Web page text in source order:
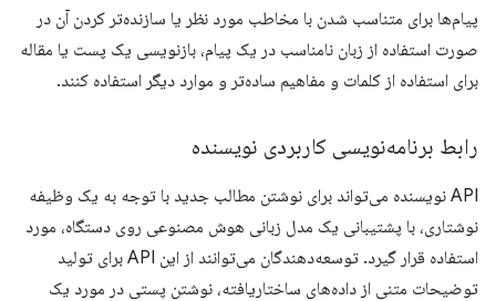
پیام‌ها برای متناسب شدن با مخاطب مورد نظر یا سازنده‌تر کردن آن در
صورت استفاده از زبان نامناسب در یک پیام، بازنویسی یک پست یا مقاله
برای استفاده از کلمات و مفاهیم ساده‌تر و موارد دیگر استفاده کنند.
رابط برنامه‌نویسی کاربردی نویسنده
API نویسنده می‌تواند برای نوشتن مطالب جدید با توجه به یک وظیفه
نوشتاری، با پشتیبانی یک مدل زبانی هوش مصنوعی روی دستگاه، مورد
استفاده قرار گیرد. توسعه‌دهندگان می‌توانند از این API برای تولید
توضیحات متنی از داده‌های ساختاریافته، نوشتن پستی در مورد یک